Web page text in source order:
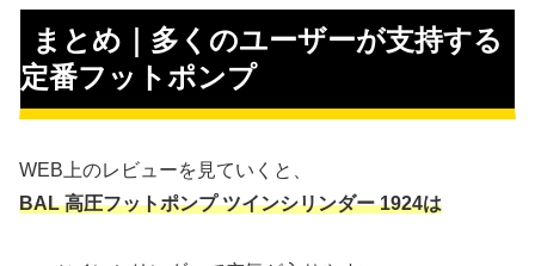
まとめ｜多くのユーザーが支持する
定番フットポンプ
WEB上のレビューを見ていくと、
BAL 高圧フットポンプ ツインシリンダー 1924は